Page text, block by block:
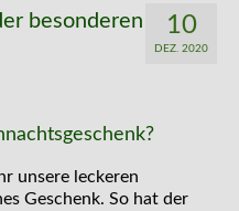
10
DEZ. 2020
besonderen
unsere leckeren
Geschenk. So hat der